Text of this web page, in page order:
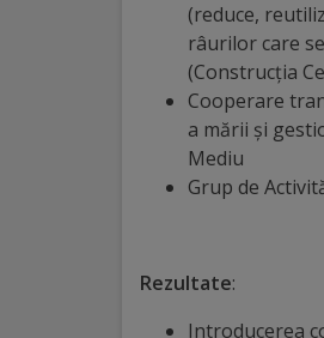
Excelență
Ungheniul
Sculpturi
(reduce,
râurilor care
(Construcția
Cooperare
a mării și
Mediu
Grup de
Rezultate:
Introducerea